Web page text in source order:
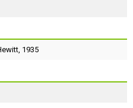
, 1935